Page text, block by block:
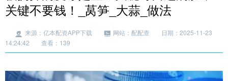
关键不要钱！_莴笋_大蒜_做法
来源：亿本配资APP下载 网站：配配查
日期：2025-11-23
14:24:42
查看：139